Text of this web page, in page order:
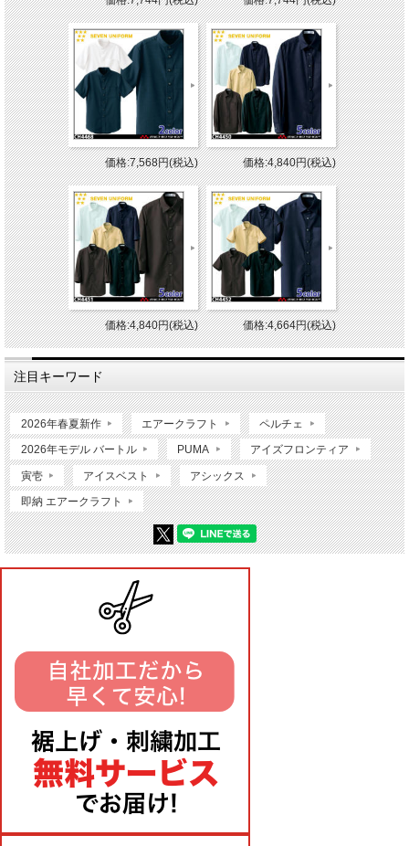
価格:7,568円(税込) 価格:4,840円(税込)
価格:4,840円(税込) 価格:4,664円(税込)
注目キーワード
2026年春夏新作 エアークラフト ペルチェ
2026年モデル バートル PUMA アイズフロンティア
寅壱 アイスベスト アシックス
即納 エアークラフト